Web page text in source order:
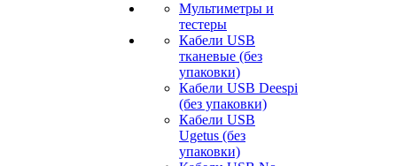
Мультиметры и
тестеры
Кабели USB
тканевые (без
упаковки)
Кабели USB Deespi
(без упаковки)
Кабели USB
Ugetus (без
упаковки)